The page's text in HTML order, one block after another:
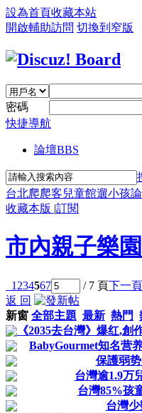
設為首頁收藏本站
開啟輔助訪問 切換到窄版
密碼
快捷導航
論壇BBS
台北爬爬客兒童館遛小孩
收藏本版 |訂閱
市內親子樂園
1 234567 / 7 頁下一頁
返 回
新窗 全部主題 最新 熱門
《2035去台灣》爆红,
BabyGourmet知名营
保護弱
台灣逾1.9万
台灣85%孩
台灣